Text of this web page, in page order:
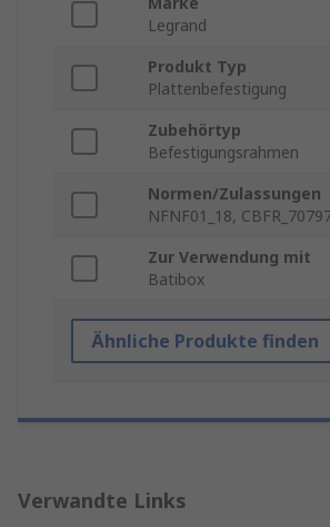
Legrand
Produkt Typ
Plattenbefestigung
Zubehörtyp
Befestigungsrahmen
Normen/Zulassungen
NFNF01_18,
Zur Verwendung mit
Batibox
Ähnliche Produkte finden
Verwandte Links